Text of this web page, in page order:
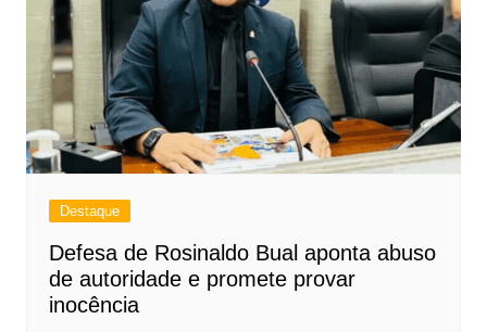
Destaque
Defesa de Rosinaldo Bual aponta abuso
de autoridade e promete provar
inocência